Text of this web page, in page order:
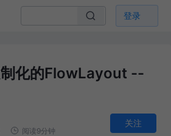
登录
制化的FlowLayout --
阅读9分钟
关注